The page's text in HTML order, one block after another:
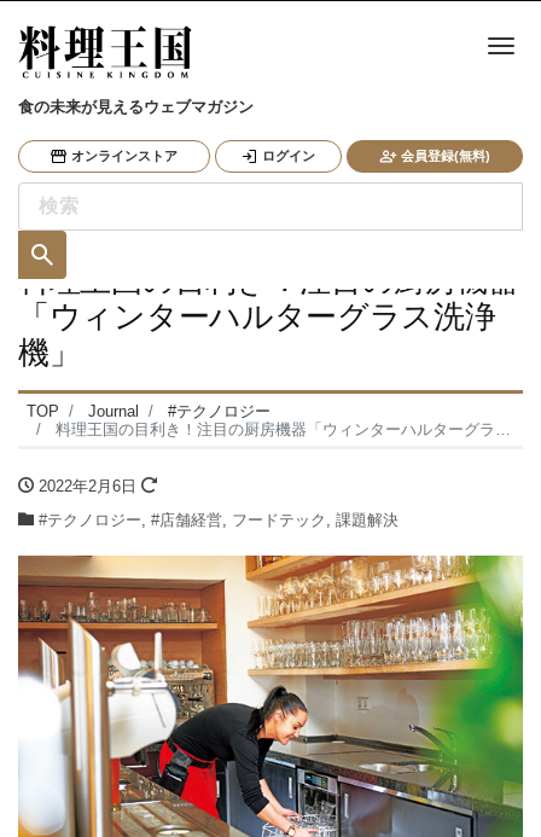
食の未来が見えるウェブマガジン
オンラインストア ログイン 会員登録(無料)
ナ
料理王国の目利き！注目の厨房機器
「ウィンターハルターグラス洗浄
機」
TOP Journal
#テクノロジー
料理王国の目利き！注目の厨房機器「ウィンターハルターグラス洗浄機」
2022年2月6日
#テクノロジー, #店舗経営, フードテック , 課題解決